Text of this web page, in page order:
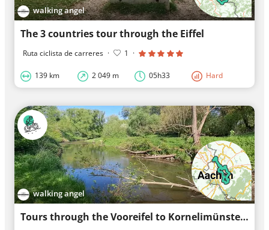
walking angel
The 3 countries tour through the Eiffel
Ruta ciclista de carreres · 1 ·
139 km 2 049 m 05h33 Hard
walking angel
Tours through the Vooreifel to Kornelimünster